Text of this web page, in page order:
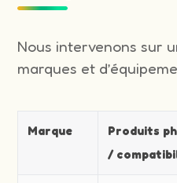
Nous intervenons sur
marques et
Marque
Produits
/